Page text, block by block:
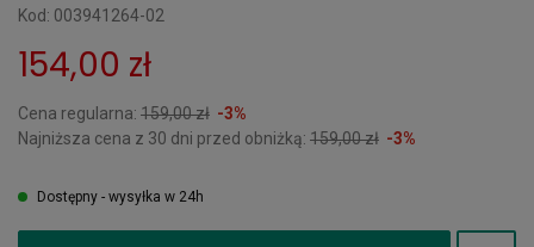
Kod: 003941264-02
154,00 zł
Cena regularna: 159,00 zł -3%
Najniższa cena z 30 dni przed obniżką: 159,00 zł -3%
Dostępny - wysyłka w 24h